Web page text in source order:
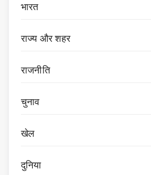
भारत
राज्य और शहर
राजनीति
चुनाव
खेल
दुनिया